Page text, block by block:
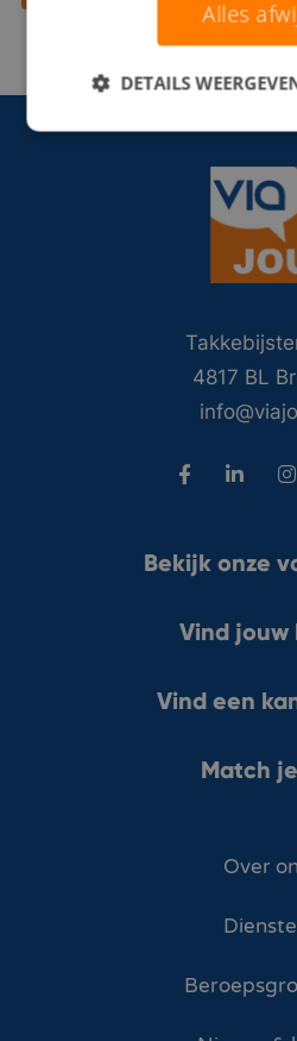
4817 BL
Bekijk onze
Vind jouw
Vind een
Match
Over
Alles
DETAILS